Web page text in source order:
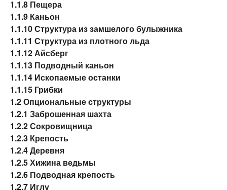
1.1.8 Пещера
1.1.9 Каньон
1.1.10Структура из замшелого булыжника
1.1.11 Структура из плотного льда
1.1.12Айсберг
1.1.13 Подводный каньон
1.1.14 Ископаемые останки
1.1.15 Грибки
1.2Опциональные структуры
1.2.1 Заброшенная шахта
1.2.2Сокровищница
1.2.3 Крепость
1.2.4Деревня
1.2.5Хижина ведьмы
1.2.6 Подводная крепость
1.2.7 Иглу